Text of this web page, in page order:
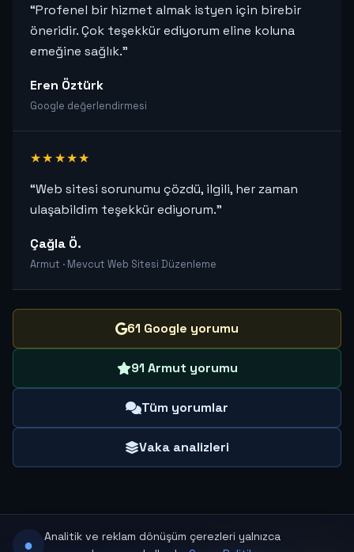
“Profenel bir hizmet almak istyen için birebir
öneridir. Çok teşekkür ediyorum eline koluna
emeğine sağlık.”
Eren Öztürk
Google değerlendirmesi
★★★★★
“Web sitesi sorunumu çözdü, ilgili, her zaman
ulaşabildim teşekkür ediyorum.”
Çağla Ö.
Armut · Mevcut Web Sitesi Düzenleme
61 Google yorumu
91 Armut yorumu
Tüm yorumlar
Vaka analizleri
●
Analitik ve reklam dönüşüm çerezleri yalnızca